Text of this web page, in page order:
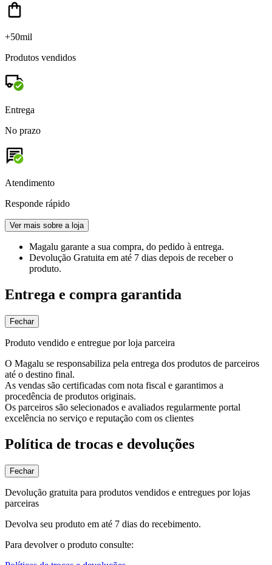
+50mil
Produtos vendidos
Entrega
No prazo
Atendimento
Responde rápido
Ver mais sobre a loja
Magalu garante a sua compra, do pedido à entrega.
Devolução Gratuita em até 7 dias depois de receber o
produto.
Entrega e compra garantida
Fechar
Produto vendido e entregue por loja parceira
O Magalu se responsabiliza pela entrega dos produtos de parceiros
até o destino final.
As vendas são certificadas com nota fiscal e garantimos a
procedência de produtos originais.
Os parceiros são selecionados e avaliados regularmente portal
excelência no serviço e reputação com os clientes
Política de trocas e devoluções
Fechar
Devolução gratuita para produtos vendidos e entregues por lojas
parceiras
Devolva seu produto em até 7 dias do recebimento.
Para devolver o produto consulte: